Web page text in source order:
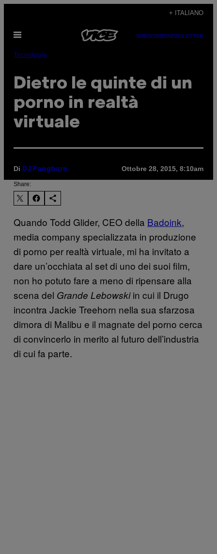
contenuto
+ ITALIANO
Apri
SUBSCRIBENEWSLETTER
Tecnología
Dietro le quinte di un
porno in realtà
virtuale
Di DJ Pangburn Ottobre 28, 2015, 8:10am
Share:
Quando Todd Glider, CEO della Badoink,
media company specializzata in produzione
di porno per realtà virtuale, mi ha invitato a
dare un’occhiata al set di uno dei suoi film,
non ho potuto fare a meno di ripensare alla
scena del Grande Lebowskiin cui il Drugo
incontra Jackie Treehorn nella sua sfarzosa
dimora di Malibu e il magnate del porno cerca
di convincerlo in merito al futuro dell’industria
di cui fa parte.